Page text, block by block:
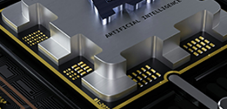
Sammanfattande
ställningstagande
IVA tillstyrker utredningens övergripande
inriktning och delar bedömningen att Sverige